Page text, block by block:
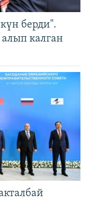
берди".
калган